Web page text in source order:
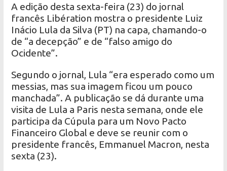
A edição desta sexta-feira (23) do jornal
francês Libération mostra o presidente Luiz
Inácio Lula da Silva (PT) na capa, chamando-o
de “a decepção” e de “falso amigo do
Ocidente”.
Segundo o jornal, Lula “era esperado como um
messias, mas sua imagem ficou um pouco
manchada”. A publicação se dá durante uma
visita de Lula a Paris nesta semana, onde ele
participa da Cúpula para um Novo Pacto
Financeiro Global e deve se reunir com o
presidente francês, Emmanuel Macron, nesta
sexta (23).